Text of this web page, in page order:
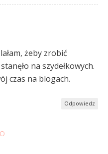
żeby zrobić
na szydełkowych.
czas na blogach.
Odpowiedz